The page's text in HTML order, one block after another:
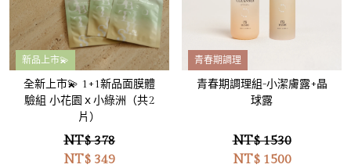
新品上市💫
全新上市💫 1+1新品面膜體
驗組 小花園ｘ小綠洲（共2
片）
NT$ 378
NT$ 349
青春期調理
青春期調理組-小潔膚露+晶
球露
NT$ 1530
NT$1500